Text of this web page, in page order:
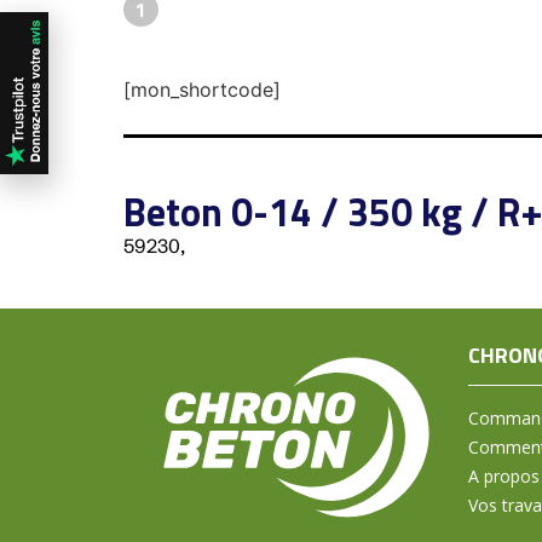
1
[mon_shortcode]
Beton 0-14 / 350 kg / R+
59230,
A propos
Vos